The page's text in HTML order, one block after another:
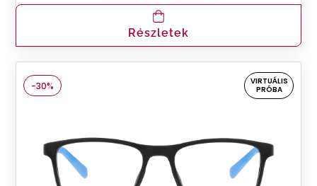
Részletek
-30%
VIRTUÁLIS
PRÓBA